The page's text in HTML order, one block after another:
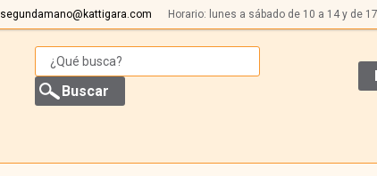
segundamano@kattigara.com Horario: lunes a sábado de 10 a 14 y de